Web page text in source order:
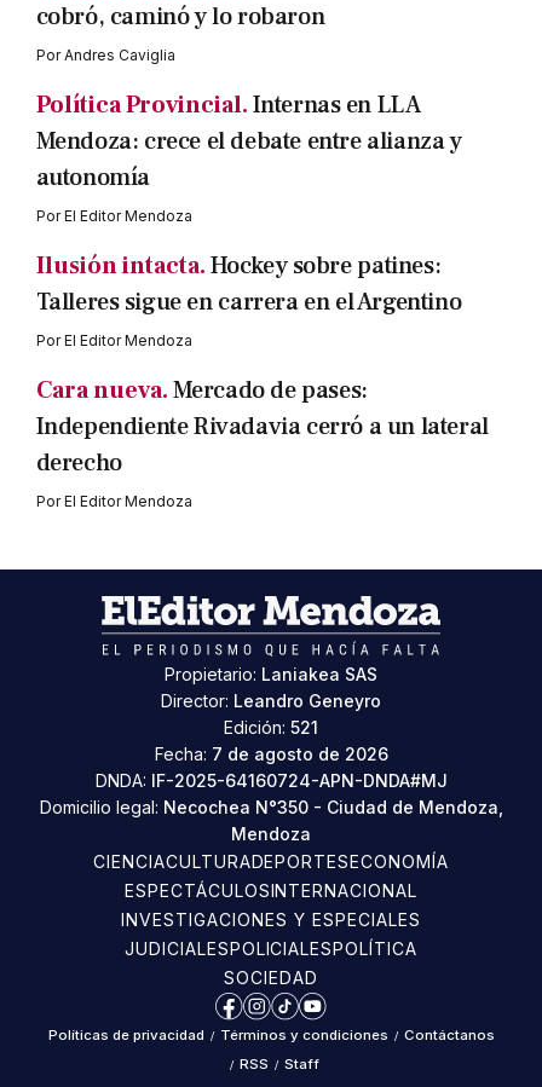
cobró, caminó y lo robaron
PorAndres Caviglia
Política Provincial.Internas en LLA
Mendoza: crece el debate entre alianza y
autonomía
PorEl Editor Mendoza
Ilusión intacta.Hockey sobre patines:
Talleres sigue en carrera en el Argentino
PorEl Editor Mendoza
Cara nueva.Mercado de pases:
Independiente Rivadavia cerró a un lateral
derecho
PorEl Editor Mendoza
Propietario: Laniakea SAS
Director: Leandro Geneyro
Edición: 521
Fecha: 7 de agosto de 2026
DNDA: IF-2025-64160724-APN-DNDA#MJ
Domicilio legal: Necochea N°350 - Ciudad de Mendoza,
Mendoza
CIENCIACULTURADEPORTESECONOMÍA
ESPECTÁCULOSINTERNACIONAL
INVESTIGACIONES Y ESPECIALES
JUDICIALESPOLICIALESPOLÍTICA
SOCIEDAD
Facebook
Instagram
TikTokYouTube
Políticas de privacidad / Términos y condiciones / Contáctanos
/ RSS / Staff